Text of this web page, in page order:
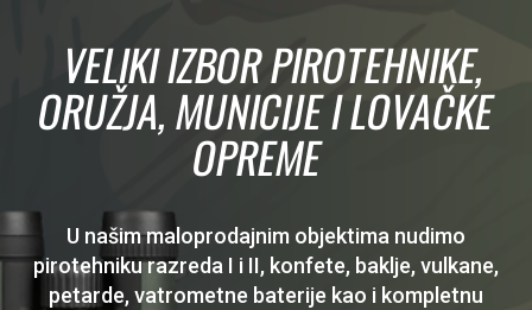
VELIKI IZBOR PIROTEHNIKE,
ORUŽJA, MUNICIJE I LOVAČKE
OPREME
U našim maloprodajnim objektima nudimo
pirotehniku razreda I i II, konfete, baklje, vulkane,
petarde, vatrometne baterije kao i kompletnu